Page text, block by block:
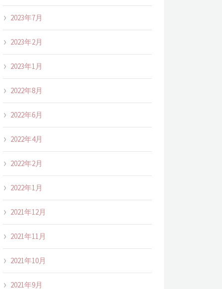
2023年7月
2023年2月
2023年1月
2022年8月
2022年6月
2022年4月
2022年2月
2022年1月
2021年12月
2021年11月
2021年10月
2021年9月